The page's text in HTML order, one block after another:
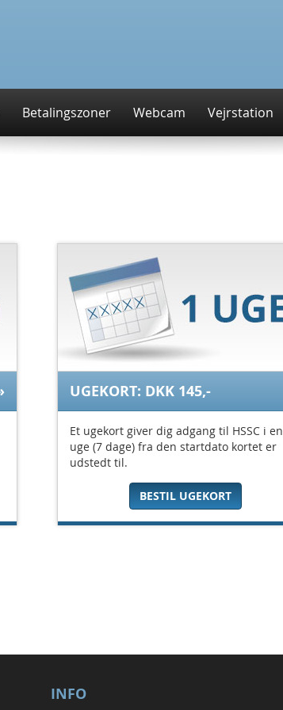
Betalingszoner Webcam Vejrstation
UGEKORT: DKK 145,-
Et ugekort giver dig adgang til HSSC i en
uge (7 dage) fra den startdato kortet er
udstedt til.
BESTIL UGEKORT
INFO